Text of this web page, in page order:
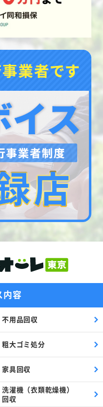
内容
不用品回収
粗大ゴミ処分
家具回収
洗濯機（衣類乾燥機）
回収